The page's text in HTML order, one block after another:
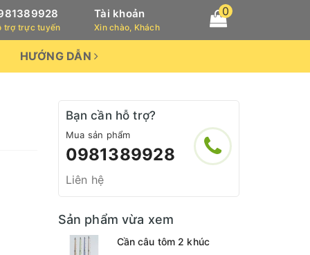
trợ trực tuyến
Tài khoản
Xin chào, Khách
0
HƯỚNG DẪN
Bạn cần hỗ trợ?
Mua sản phẩm
0981389928
Liên hệ
Sản phẩm vừa xem
Cần câu tôm 2 khúc